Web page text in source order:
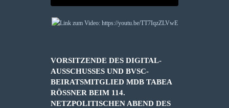
VORSITZENDE DES DIGITAL-
AUSSCHUSSES UND BVSC-
BEIRATSMITGLIED MDB TABEA
RÖSSNER BEIM 114. N
ETZPOLITISCHEN ABEND DES D